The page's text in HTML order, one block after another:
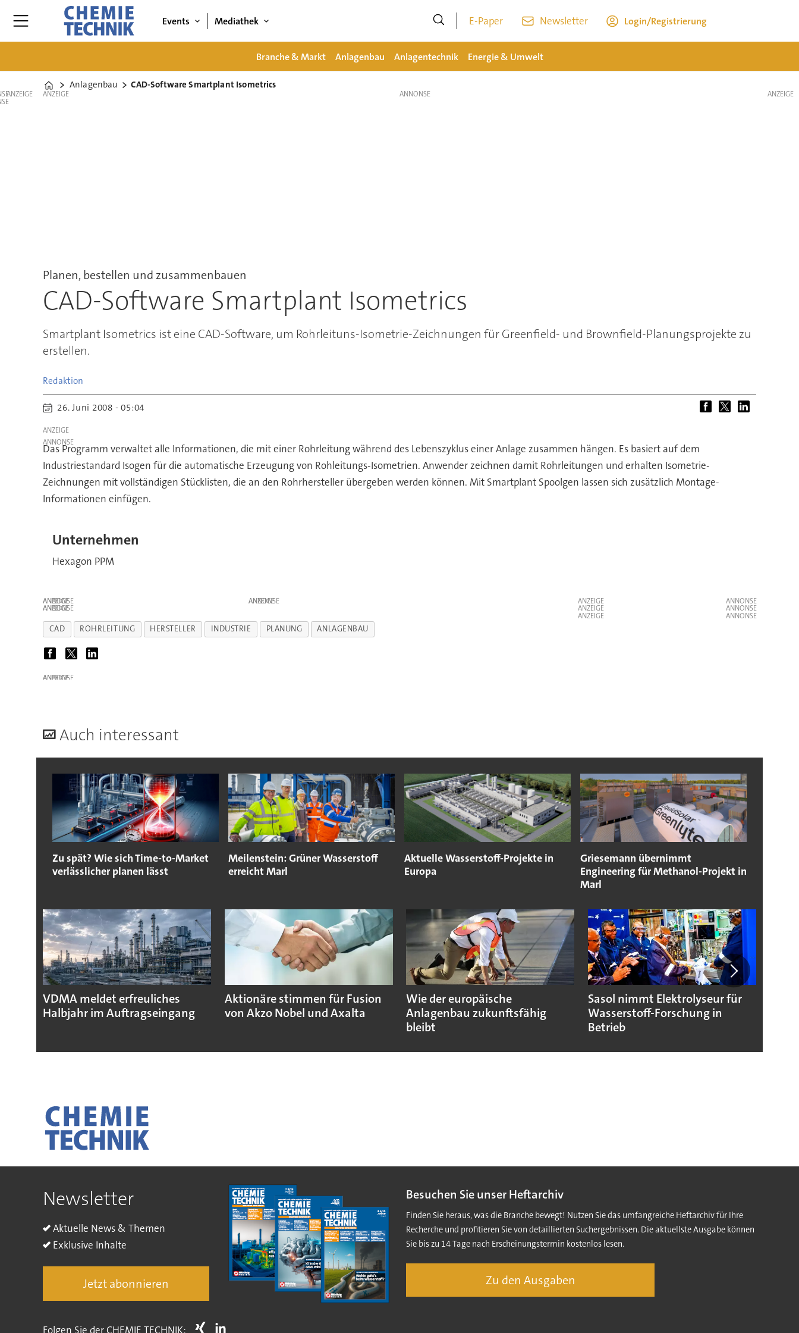
Events Mediathek E-Paper Newsletter Login/Registrierung
Branche & Markt Anlagenbau Anlagentechnik Energie & Umwelt
Home
Anlagenbau CAD-Software Smartplant Isometrics
ANZEIGE ANZEIGE
Planen, bestellen und zusammenbauen
CAD-Software Smartplant Isometrics
Smartplant Isometrics ist eine CAD-Software, um Rohrleituns-Isometrie-Zeichnungen für Greenfield- und Brownfield-Planungsprojekte zu
erstellen.
Redaktion
26. Juni 2008 - 05:04
ANZEIGE
Das Programm verwaltet alle Informationen, die mit einer Rohrleitung während des Lebenszyklus einer Anlage zusammen hängen. Es basiert auf dem
Industriestandard Isogen für die automatische Erzeugung von Rohleitungs-Isometrien. Anwender zeichnen damit Rohrleitungen und erhalten Isometrie-
Zeichnungen mit vollständigen Stücklisten, die an den Rohrhersteller übergeben werden können. Mit Smartplant Spoolgen lassen sich zusätzlich Montage-
Informationen einfügen.
Unternehmen
Hexagon PPM
ANZEIGE ANZEIGE
ANZEIGE
ANZEIGE
ANZEIGE
ANZEIGE
CAD ROHRLEITUNG HERSTELLER INDUSTRIE PLANUNG ANLAGENBAU
ANZEIGE
Auch interessant
Zu spät? Wie sich Time-to-Market
verlässlicher planen lässt
Meilenstein: Grüner Wasserstoff
erreicht Marl
Aktuelle Wasserstoff-Projekte in
Europa
Griesemann übernimmt
Engineering für Methanol-Projekt in
Marl
VDMA meldet erfreuliches
Halbjahr im Auftragseingang
Aktionäre stimmen für Fusion
von Akzo Nobel und Axalta
Wie der europäische
Anlagenbau zukunftsfähig
bleibt
Sasol nimmt Elektrolyseur für
Wasserstoff-Forschung in
Betrieb
ANZEIGE
Newsletter
Aktuelle News & Themen
Exklusive Inhalte
Jetzt abonnieren
Besuchen Sie unser Heftarchiv
Finden Sie heraus, was die Branche bewegt! Nutzen Sie das umfangreiche Heftarchiv für Ihre
Recherche und profitieren Sie von detaillierten Suchergebnissen. Die aktuellste Ausgabe können
Sie bis zu 14 Tage nach Erscheinungstermin kostenlos lesen.
Zu den Ausgaben
Folgen Sie der CHEMIE TECHNIK: